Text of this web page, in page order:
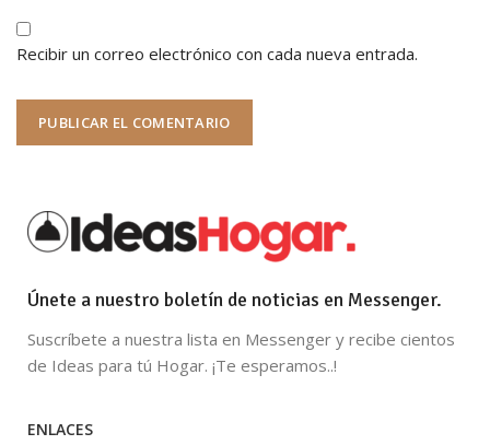
Recibir un correo electrónico con cada nueva entrada.
Únete a nuestro boletín de noticias en Messenger.
Suscríbete a nuestra lista en Messenger y recibe cientos
de Ideas para tú Hogar. ¡Te esperamos..!
ENLACES